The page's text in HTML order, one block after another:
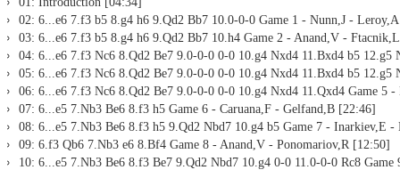
02: 6...e6 7.f3 b5 8.g4 h6 9.Qd2 Bb7 10.0-0-0 Game 1 - Nunn,J -
03: 6...e6 7.f3 b5 8.g4 h6 9.Qd2 Bb7 10.h4 Game 2 - Anand,V -
04: 6...e6 7.f3 Nc6 8.Qd2 Be7 9.0-0-0 0-0 10.g4 Nxd4 11.Bxd4 b5
05: 6...e6 7.f3 Nc6 8.Qd2 Be7 9.0-0-0 0-0 10.g4 Nxd4 11.Bxd4 b5 12.g5
06: 6...e6 7.f3 Nc6 8.Qd2 Be7 9.0-0-0 0-0 10.g4 Nxd4 11.Qxd4 Game 5
07: 6...e5 7.Nb3 Be6 8.f3 h5 Game 6 - Caruana,F - Gelfand,B [22:46]
08: 6...e5 7.Nb3 Be6 8.f3 h5 9.Qd2 Nbd7 10.g4 b5 Game 7 - Inarkiev,E
09: 6.f3 Qb6 7.Nb3 e6 8.Bf4 Game 8 - Anand,V - Ponomariov,R [12:50]
10: 6...e5 7.Nb3 Be6 8.f3 Be7 9.Qd2 Nbd7 10.g4 0-0 11.0-0-0 Rc8